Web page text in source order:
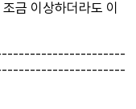
금 이상하더라도 이